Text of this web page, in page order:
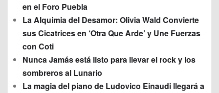
en el Foro Puebla
La Alquimia del Desamor: Olivia Wald Convierte
sus Cicatrices en ‘Otra Que Arde’ y Une Fuerzas
con Coti
Nunca Jamás está listo para llevar el rock y los
sombreros al Lunario
La magia del piano de Ludovico Einaudi llegará a